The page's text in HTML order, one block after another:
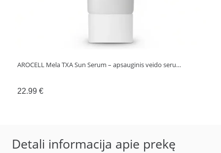
AROCELL Mela TXA Sun Serum – apsauginis veido seru…
22.99 €
Detali informacija apie prekę